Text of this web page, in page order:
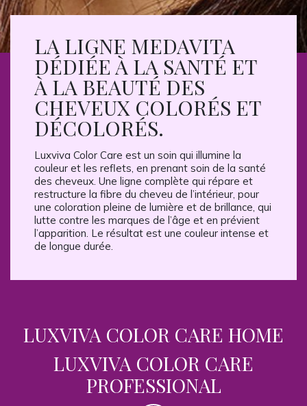
LA LIGNE MEDAVITA
DÉDIÉE À LA SANTÉ ET
À LA BEAUTÉ DES
CHEVEUX COLORÉS ET
DÉCOLORÉS.
Luxviva Color Care est un soin qui illumine la
couleur et les reflets, en prenant soin de la santé
des cheveux. Une ligne complète qui répare et
restructure la fibre du cheveu de l’intérieur, pour
une coloration pleine de lumière et de brillance, qui
lutte contre les marques de l’âge et en prévient
l’apparition. Le résultat est une couleur intense et
de longue durée.
LUXVIVA COLOR CARE HOME
LUXVIVA COLOR CARE
PROFESSIONAL